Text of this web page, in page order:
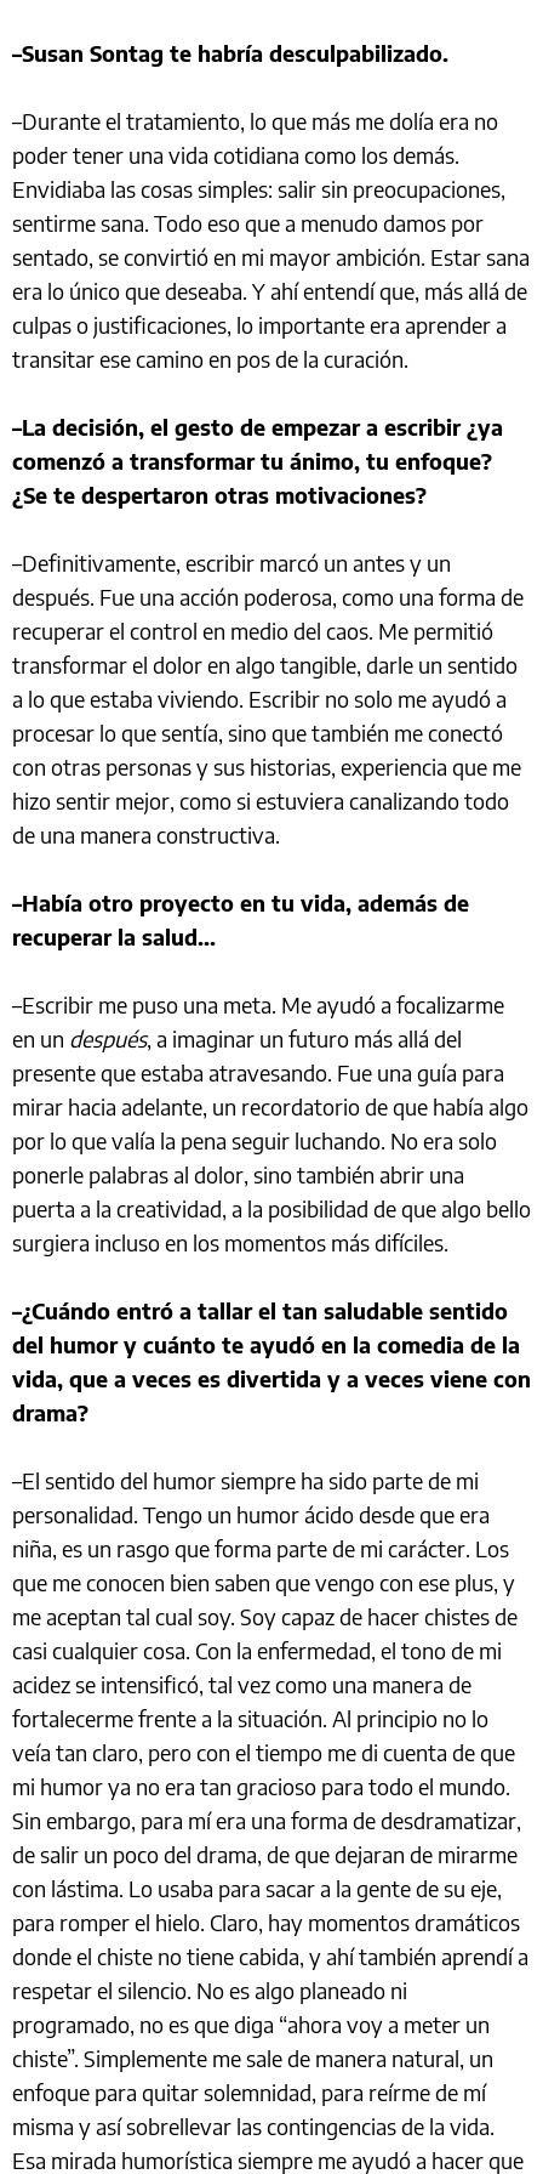
–Susan Sontag te habría desculpabilizado.
–Durante el tratamiento, lo que más me dolía era no
poder tener una vida cotidiana como los demás.
Envidiaba las cosas simples: salir sin preocupaciones,
sentirme sana. Todo eso que a menudo damos por
sentado, se convirtió en mi mayor ambición. Estar sana
era lo único que deseaba. Y ahí entendí que, más allá de
culpas o justificaciones, lo importante era aprender a
transitar ese camino en pos de la curación.
–La decisión, el gesto de empezar a escribir ¿ya
comenzó a transformar tu ánimo, tu enfoque?
¿Se te despertaron otras motivaciones?
–Definitivamente, escribir marcó un antes y un
después. Fue una acción poderosa, como una forma de
recuperar el control en medio del caos. Me permitió
transformar el dolor en algo tangible, darle un sentido
a lo que estaba viviendo. Escribir no solo me ayudó a
procesar lo que sentía, sino que también me conectó
con otras personas y sus historias, experiencia que me
hizo sentir mejor, como si estuviera canalizando todo
de una manera constructiva.
–Había otro proyecto en tu vida, además de
recuperar la salud...
–Escribir me puso una meta. Me ayudó a focalizarme
en un después, a imaginar un futuro más allá del
presente que estaba atravesando. Fue una guía para
mirar hacia adelante, un recordatorio de que había algo
por lo que valía la pena seguir luchando. No era solo
ponerle palabras al dolor, sino también abrir una
puerta a la creatividad, a la posibilidad de que algo bello
surgiera incluso en los momentos más difíciles.
–¿Cuándo entró a tallar el tan saludable sentido
del humor y cuánto te ayudó en la comedia de la
vida, que a veces es divertida y a veces viene con
drama?
–El sentido del humor siempre ha sido parte de mi
personalidad. Tengo un humor ácido desde que era
niña, es un rasgo que forma parte de mi carácter. Los
que me conocen bien saben que vengo con ese plus, y
me aceptan tal cual soy. Soy capaz de hacer chistes de
casi cualquier cosa. Con la enfermedad, el tono de mi
acidez se intensificó, tal vez como una manera de
fortalecerme frente a la situación. Al principio no lo
veía tan claro, pero con el tiempo me di cuenta de que
mi humor ya no era tan gracioso para todo el mundo.
Sin embargo, para mí era una forma de desdramatizar,
de salir un poco del drama, de que dejaran de mirarme
con lástima. Lo usaba para sacar a la gente de su eje,
para romper el hielo. Claro, hay momentos dramáticos
donde el chiste no tiene cabida, y ahí también aprendí a
respetar el silencio. No es algo planeado ni
programado, no es que diga “ahora voy a meter un
chiste”. Simplemente me sale de manera natural, un
enfoque para quitar solemnidad, para reírme de mí
misma y así sobrellevar las contingencias de la vida.
Esa mirada humorística siempre me ayudó a hacer que